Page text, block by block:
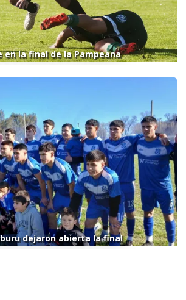
en la final de la Pampeana
dejaron abierta la final